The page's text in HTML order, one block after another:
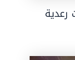
رعدية